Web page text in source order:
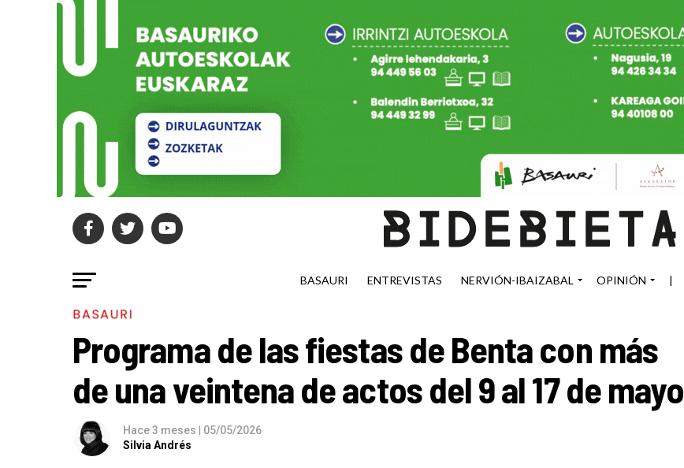
BASAURI ENTREVISTAS NERVIÓN-IBAIZABAL OPINIÓN |
BASAURI
Programa de las fiestas de Benta con más
de una veintena de actos del 9 al 17 de mayo
Hace 3 meses | 05/05/2026
Silvia Andrés